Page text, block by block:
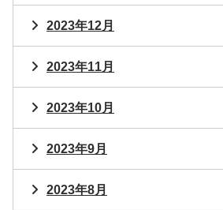
2023年12月
2023年11月
2023年10月
2023年9月
2023年8月